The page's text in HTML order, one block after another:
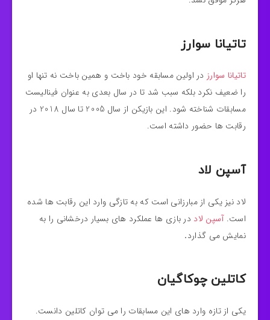
تاتیانا سوارز
تاتیانا سوارز در اولین مسابقه خود باخت و همین باخت نه تنها او
را ضعیف نکرد بلکه سبب شد تا در سال بعدی به عنوان فینالیست
مسابقات شناخته شود. این بازیکن از سال 2005 تا سال 2018 در
رقابت ها حضور داشته است.
آسپن لاد
لاد نیز یکی از مبارزانی است که به تازگی وارد این رقابت ها شده
است.آسپن لاد در بازی ها عملکرد های بسیار درخشانی را به
نمایش می گذارد.
کاتلین چوکاگیان
یکی از تازه وارد های این مسابقات را می توان کاتلین دانست.